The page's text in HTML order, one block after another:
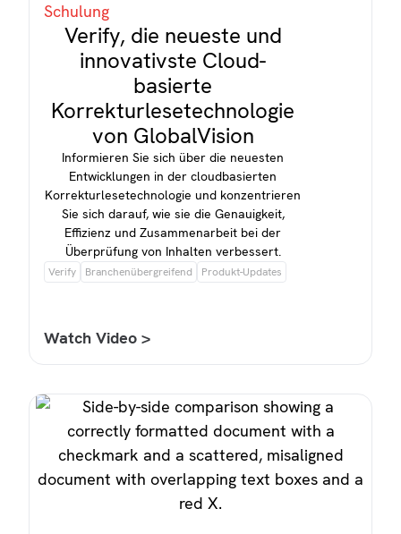
Schulung
Verify, die neueste und
innovativste Cloud-
basierte
Korrekturlesetechnologie
von GlobalVision
Informieren Sie sich über die neuesten
Entwicklungen in der cloudbasierten
Korrekturlesetechnologie und konzentrieren
Sie sich darauf, wie sie die Genauigkeit,
Effizienz und Zusammenarbeit bei der
Überprüfung von Inhalten verbessert.
Verify Branchenübergreifend Produkt-Updates
Watch Video >